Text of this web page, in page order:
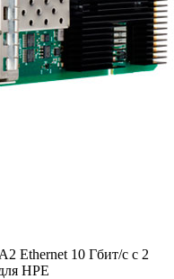
Ethernet 10 Гбит/с с 2
HPE